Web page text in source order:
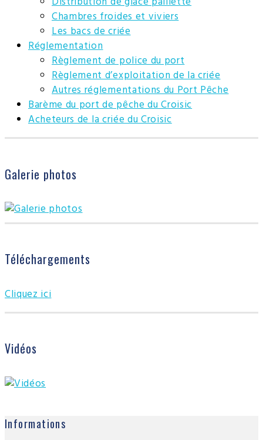
Chambres froides et viviers
Les bacs de criée
Réglementation
Règlement de police du port
Règlement d’exploitation de la criée
Autres réglementations du Port Pêche
Barème du port de pêche du Croisic
Acheteurs de la criée du Croisic
Galerie photos
Téléchargements
Cliquez ici
Vidéos
Informations